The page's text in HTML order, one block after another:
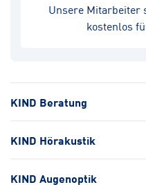
Unsere Mitarbeiter
kostenlos
KIND Beratung
KIND Hörakustik
KIND Augenoptik